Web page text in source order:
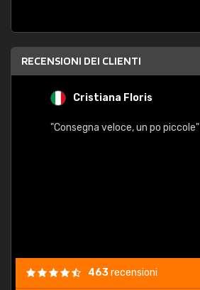
RECENSIONI DEI CLIENTI
Cristiana Floris
"Consegna veloce, un po piccole"
463recensioni